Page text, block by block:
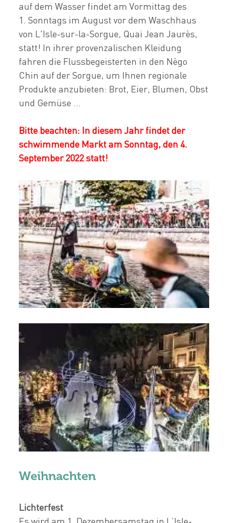
auf dem Wasser findet am Vormittag des
1. Sonntags im August vor dem Waschhaus
von L'Isle-sur-la-Sorgue, Quai Jean Jaurès,
statt! In ihrer provenzalischen Kleidung
fahren die Flussbegeisterten in den Nègo
Chin auf der Sorgue, um Ihnen regionale
Produkte anzubieten: Brot, Eier, Blumen, Obst
und Gemüse ...
Bitte beachten: In diesem Jahr findet der
schwimmende Markt am Sonntag, den 4.
September 2022 statt!
Weihnachten
Lichterfest
Es wird am 1. Dezembersamstag in L’Isle-